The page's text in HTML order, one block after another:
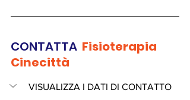
CONTATTA Fisioterapia
Cinecittà
VISUALIZZA I DATI DI CONTATTO